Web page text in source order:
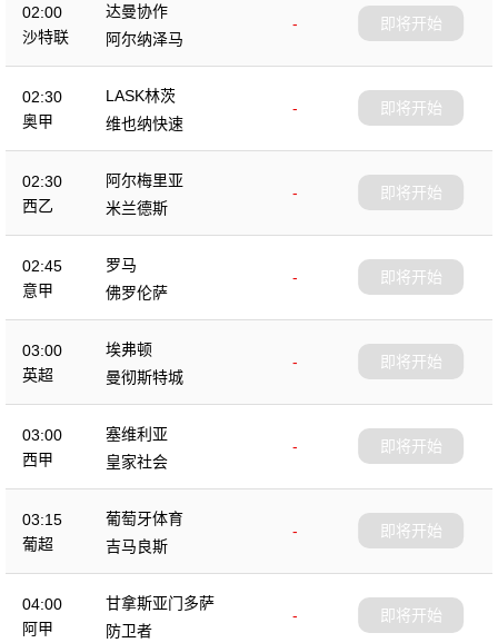
02:00
沙特联
达曼协作
-
阿尔纳泽马
即将开始
02:30
奥甲
LASK林茨
-
维也纳快速
即将开始
02:30
西乙
阿尔梅里亚
-
米兰德斯
即将开始
02:45
意甲
罗马
-
佛罗伦萨
即将开始
03:00
英超
埃弗顿
-
曼彻斯特城
即将开始
03:00
西甲
塞维利亚
-
皇家社会
即将开始
03:15
葡超
葡萄牙体育
-
吉马良斯
即将开始
04:00
阿甲
甘拿斯亚门多萨
-
防卫者
即将开始